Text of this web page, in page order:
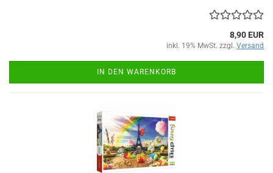
8,90 EUR
inkl. 19% MwSt. zzgl. Versand
IN DEN WARENKORB